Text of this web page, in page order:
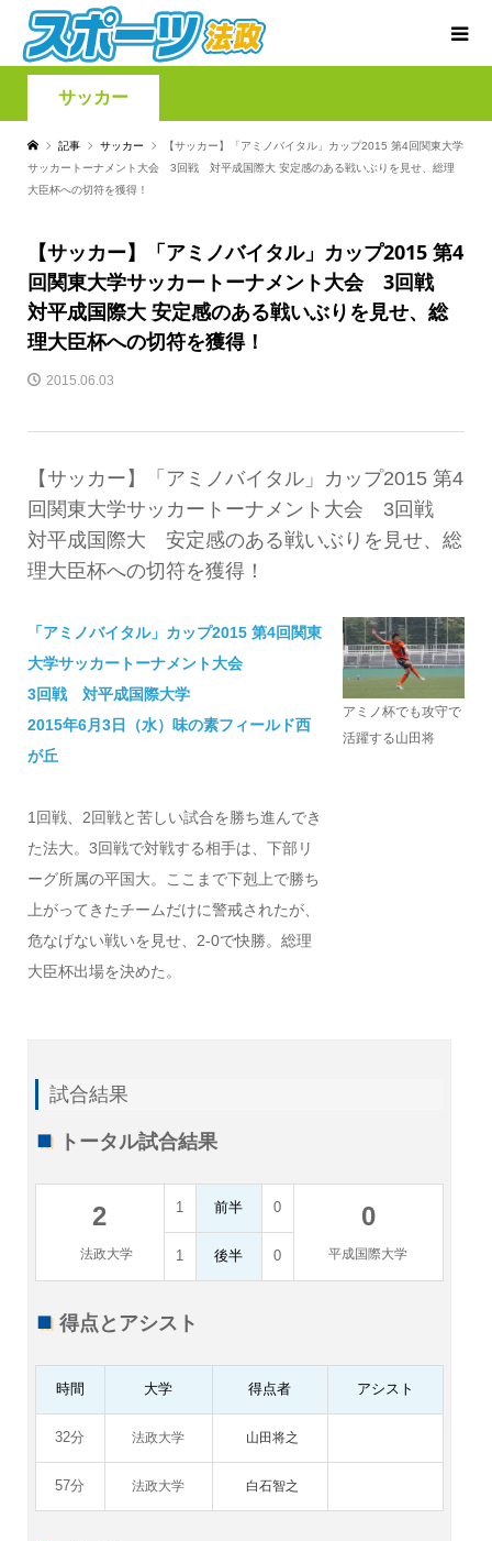
サッカー
記事 サッカー
【サッカー】「アミノバイタル」カップ2015 第4回関東大学
サッカートーナメント大会 3回戦 対平成国際大 安定感のある戦いぶりを見せ、総理
大臣杯への切符を獲得！
【サッカー】「アミノバイタル」カップ2015 第4
回関東大学サッカートーナメント大会 3回戦
対平成国際大 安定感のある戦いぶりを見せ、総
理大臣杯への切符を獲得！
2015.06.03
【サッカー】「アミノバイタル」カップ2015 第4
回関東大学サッカートーナメント大会 3回戦
対平成国際大 安定感のある戦いぶりを見せ、総
理大臣杯への切符を獲得！
「アミノバイタル」カップ2015 第4回関東
大学サッカートーナメント大会
3回戦 対平成国際大学
2015年6月3日（水）味の素フィールド西
が丘
1回戦、2回戦と苦しい試合を勝ち進んでき
た法大。3回戦で対戦する相手は、下部リ
ーグ所属の平国大。ここまで下剋上で勝ち
上がってきたチームだけに警戒されたが、
危なげない戦いを見せ、2-0で快勝。総理
大臣杯出場を決めた。
アミノ杯でも攻守で
活躍する山田将
試合結果
トータル試合結果
2
法政大学
1 前半 0 0
平成国際大学
1 後半 0
得点とアシスト
時間 大学 得点者 アシスト
32分 法政大学 山田将之
57分 法政大学 白石智之